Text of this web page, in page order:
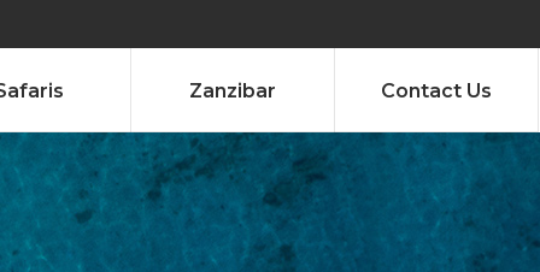
Zanzibar Contact Us